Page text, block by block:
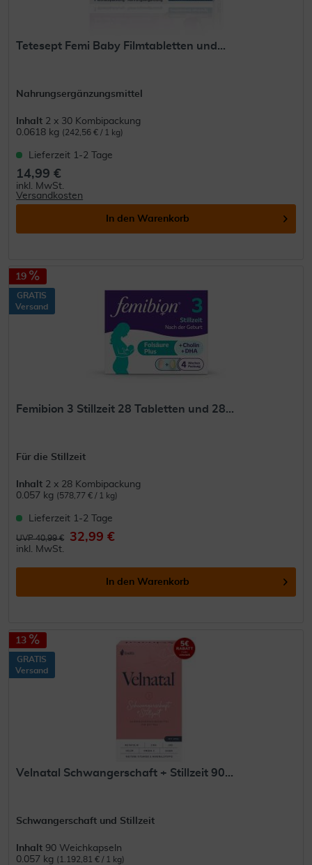
Tetesept Femi Baby Filmtabletten und...
Nahrungsergänzungsmittel
Inhalt 2 x 30 Kombipackung
0.0618 kg (242,56 € / 1 kg)
Lieferzeit 1-2 Tage
14,99 €
inkl. MwSt.
Versandkosten
In den Warenkorb
19
GRATIS
Versand
Femibion 3 Stillzeit 28 Tabletten und 28...
Für die Stillzeit
Inhalt 2 x 28 Kombipackung
0.057 kg (578,77 € / 1 kg)
Lieferzeit 1-2 Tage
UVP 40,99 € 32,99 €
inkl. MwSt.
In den Warenkorb
13
GRATIS
Versand
Velnatal Schwangerschaft + Stillzeit 90...
Schwangerschaft und Stillzeit
Inhalt 90 Weichkapseln
0.057 kg (1.192,81 € / 1 kg)